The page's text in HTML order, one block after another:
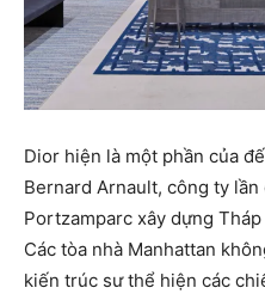
Dior hiện là một phần của
Bernard Arnault, công ty
Portzamparc xây dựng
Các tòa nhà Manhattan
kiến ​​trúc sư thể hiện các